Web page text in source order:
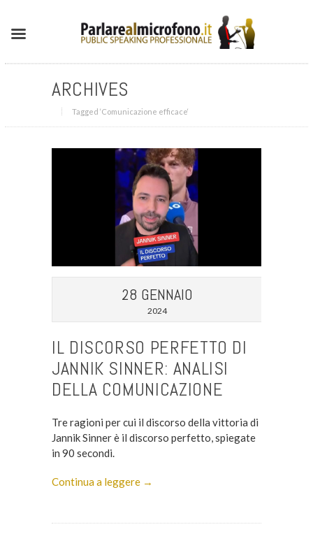
ARCHIVES
Tagged ‘Comunicazione efficace‘
28 GENNAIO
2024
IL DISCORSO PERFETTO DI
JANNIK SINNER: ANALISI
DELLA COMUNICAZIONE
Tre ragioni per cui il discorso della vittoria di
Jannik Sinner è il discorso perfetto, spiegate
in 90 secondi.
Continua a leggere →